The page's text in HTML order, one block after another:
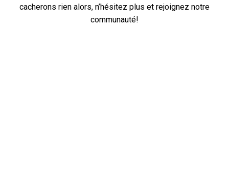
cacherons rien alors, n’hésitez plus et rejoignez notre
communauté!